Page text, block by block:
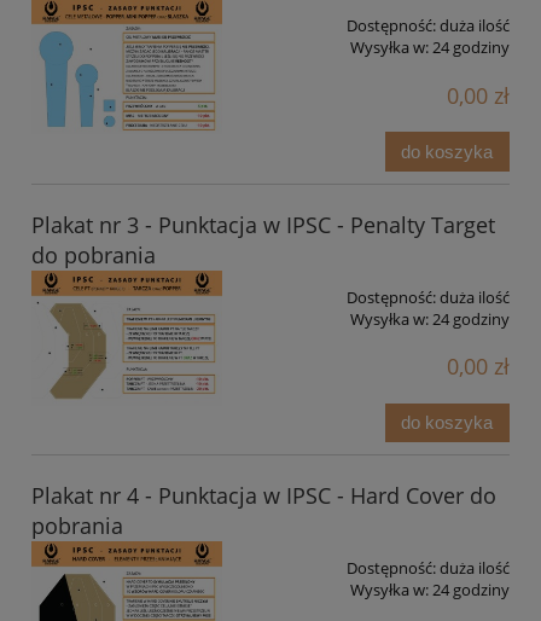
Dostępność:duża ilość
Wysyłka w:24 godziny
0,00 zł
do koszyka
Plakat nr 3 - Punktacja w IPSC - Penalty Target
do pobrania
Dostępność:duża ilość
Wysyłka w:24 godziny
0,00 zł
do koszyka
Plakat nr 4 - Punktacja w IPSC - Hard Cover do
pobrania
Dostępność:duża ilość
Wysyłka w:24 godziny